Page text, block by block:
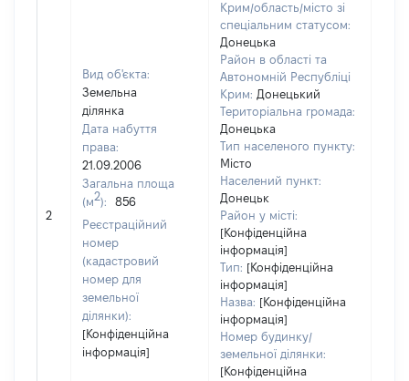
2
Вид об'єкта:
Земельна
ділянка
Дата набуття
права:
21.09.2006
Загальна площа
(м2):
856
Реєстраційний
номер
(кадастровий
номер для
земельної
ділянки):
[Конфіденційна
інформація]
Крим/область/місто зі
спеціальним статусом:
Донецька
Район в області та
Автономній Республіці
Крим: Донецький
Територіальна громада:
Донецька
Тип населеного пункту:
Місто
Населений пункт:
Донецьк
Район у місті:
[Конфіденційна
інформація]
Тип: [Конфіденційна
інформація]
Назва: [Конфіденційна
інформація]
Номер будинку/
земельної ділянки:
[Конфіденційна